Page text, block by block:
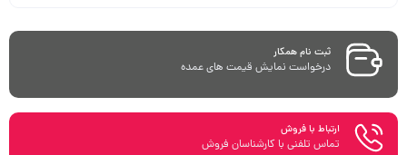
ثبت نام همکار
درخواست نمایش قیمت های عمده
ارتباط با فروش
تماس تلفنی با کارشناسان فروش